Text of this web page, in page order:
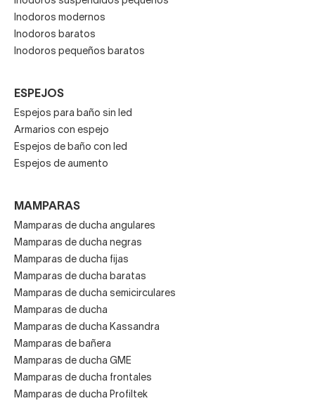
Inodoros modernos
Inodoros baratos
Inodoros pequeños baratos
ESPEJOS
Espejos para baño sin led
Armarios con espejo
Espejos de baño con led
Espejos de aumento
MAMPARAS
Mamparas de ducha angulares
Mamparas de ducha negras
Mamparas de ducha fijas
Mamparas de ducha baratas
Mamparas de ducha semicirculares
Mamparas de ducha
Mamparas de ducha Kassandra
Mamparas de bañera
Mamparas de ducha GME
Mamparas de ducha frontales
Mamparas de ducha Profiltek